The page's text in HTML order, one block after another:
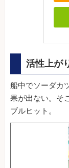
活性上が
船中でソーダカ
果が出ない。そ
ブルヒット。